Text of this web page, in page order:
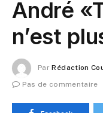
André
n’est
Par Rédaction
Pas de commentaire